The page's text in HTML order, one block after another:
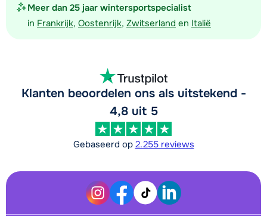
Meer dan 25 jaar wintersportspecialist
in Frankrijk, Oostenrijk, Zwitserland en Italië
Klanten beoordelen ons als uitstekend -
4,8 uit 5
Gebaseerd op 2.255 reviews